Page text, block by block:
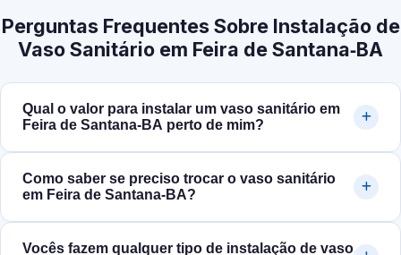
Perguntas Frequentes Sobre Instalação de
Vaso Sanitário em Feira de Santana‑BA
Qual o valor para instalar um vaso sanitário em
Feira de Santana‑BA perto de mim?
Como saber se preciso trocar o vaso sanitário
em Feira de Santana‑BA?
Vocês fazem qualquer tipo de instalação de vaso